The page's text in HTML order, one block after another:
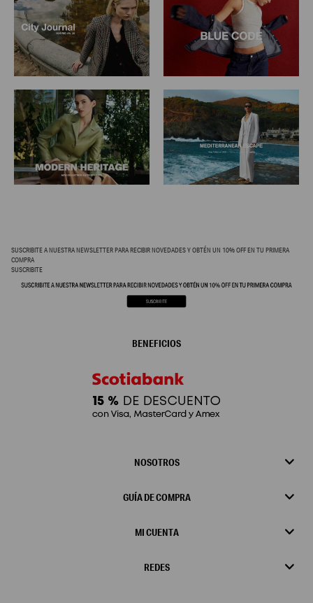
SUSCRIBITE A NUESTRA NEWSLETTER PARA RECIBIR NOVEDADES Y OBTÉN UN 10% OFF EN TU PRIMERA
COMPRA
SUSCRIBITE
NOSOTROS
GUÍA DE COMPRA
MI CUENTA
REDES
BENEFICIOS